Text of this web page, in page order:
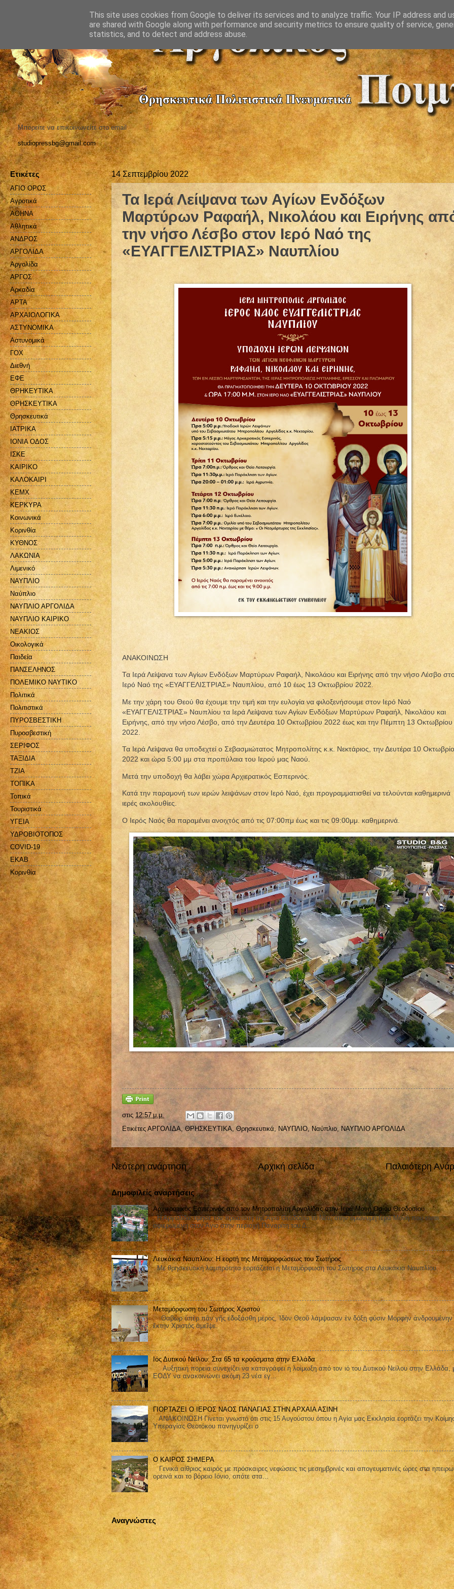
Μπορείτε να επικοινωνείτε στο email
studiopressbg@gmail.com
14 Σεπτεμβρίου 2022
Τα Ιερά Λείψανα των Αγίων Ενδόξων
Μαρτύρων Ραφαήλ, Νικολάου και Ειρήνης
την νήσο Λέσβο στον Ιερό Ναό της
«ΕΥΑΓΓΕΛΙΣΤΡΙΑΣ» Ναυπλίου
ΑΝΑΚΟΙΝΩΣΗ
Τα Ιερά Λείψανα των Αγίων Ενδόξων Μαρτύρων Ραφαήλ, Νικολάου και Ειρήνης από την νήσο Λέσβο
Ιερό Ναό της «ΕΥΑΓΓΕΛΙΣΤΡΙΑΣ» Ναυπλίου, από 10 έως 13 Οκτωβρίου 2022.
Με την χάρη του Θεού θα έχουμε την τιμή και την ευλογία να φιλοξενήσουμε στον Ιερό Ναό
«ΕΥΑΓΓΕΛΙΣΤΡΙΑΣ» Ναυπλίου τα Ιερά Λείψανα των Αγίων Ενδόξων Μαρτύρων Ραφαήλ, Νικολάου και
Ειρήνης, από την νήσο Λέσβο, από την Δευτέρα 10 Οκτωβρίου 2022 έως και την Πέμπτη 13 Οκτωβρίου
2022.
Τα Ιερά Λείψανα θα υποδεχτεί ο Σεβασμιώτατος Μητροπολίτης κ.κ. Νεκτάριος, την Δευτέρα 10
2022 και ώρα 5:00 μμ στα προπύλαια του Ιερού μας Ναού.
Μετά την υποδοχή θα λάβει χώρα Αρχιερατικός Εσπερινός.
Κατά την παραμονή των ιερών λειψάνων στον Ιερό Ναό, έχει προγραμματισθεί να τελούνται καθημερινά
ιερές ακολουθίες.
Ο Ιερός Ναός θα παραμένει ανοιχτός από τις 07:00πμ έως και τις 09:00μμ. καθημερινά.
στις 12:57 μ.μ.
ΕτικέτεςΑΡΓΟΛΙΔΑ ,ΘΡΗΣΚΕΥΤΙΚΑ, Θρησκευτικά,ΝΑΥΠΛΙΟ, Ναύπλιο,ΝΑΥΠΛΙΟ ΑΡΓΟΛΙΔΑ
Νεότερη ανάρτηση Παλαιότερη
Αρχική σελίδα
Δημοφιλείς αναρτήσεις
Αρχιερατικός Εσπερινός από τον Μητροπολίτη Αργολίδας στην Ιερά Μονή Οσίου Θεοδοσίου
Η Αργολίδα τίμησε τον προστάτη της Άγιο Θεοδόσιο το Νέο, στην ομώνυμη Ιερά Μονή που είναι
αφιερωμένη στον Άγιο στην περιοχή Παναρίτη του Δ...
Λευκάκια Ναυπλίου: Η εορτή της Μεταμορφώσεως του Σωτήρος
Με θρησκευτική λαμπρότητα εορτάζεται η Μεταμόρφωση του Σωτήρος στα Λευκάκια Ναυπλίου.
Μεταμόρφωση του Σωτήρος Χριστού
Θαβὼρ ὑπὲρ πᾶν γῆς ἐδοξάσθη μέρος, Ἰδὸν Θεοῦ λάμψασαν ἐν δόξῃ φύσιν Μορφὴν ἀνδρουμένην
ἕκτην Χριστὸς ἀμεῖψε.
Ιός Δυτικού Νείλου: Στα 65 τα κρούσματα στην Ελλάδα
Αυξητική πορεία συνεχίζει να καταγράφει η λοίμωξη από τον ιό του Δυτικού Νείλου στην Ελλάδα,
ΕΟΔΥ να ανακοινώνει ακόμη 23 νέα εγ...
ΓΙΟΡΤΑΖΕΙ Ο ΙΕΡΟΣ ΝΑΟΣ ΠΑΝΑΓΙΑΣ ΣΤΗΝ ΑΡΧΑΙΑ ΑΣΙΝΗ
ΑΝΑΚΟΙΝΩΣΗ Γίνεται γνωστό ότι στις 15 Αυγούστου όπου η Αγία μας Εκκλησία εορτάζει την
Υπεραγίας Θεοτόκου πανηγυρίζει ο
Ο ΚΑΙΡΟΣ ΣΗΜΕΡΑ
Γενικά αίθριος καιρός με πρόσκαιρες νεφώσεις τις μεσημβρινές και απογευματινές ώρες στα
ορεινά και το βόρειο Ιόνιο, οπότε στα...
Αναγνώστες
Ετικέτες
ΑΓΙΟ ΟΡΟΣ
Αγροτικά
ΑΘΗΝΑ
Αθλητικά
ΑΝΔΡΟΣ
ΑΡΓΟΛΙΔΑ
Αργολίδα
ΑΡΓΟΣ
Αρκαδία
ΑΡΤΑ
ΑΡΧΑΙΟΛΟΓΙΚΑ
ΑΣΤΥΝΟΜΙΚΑ
Αστυνομικά
ΓΟΧ
Διεθνή
ΕΦΕ
ΘΡΗΚΕΥΤΙΚΑ
ΘΡΗΣΚΕΥΤΙΚΑ
Θρησκευτικά
ΙΑΤΡΙΚΑ
ΙΟΝΙΑ ΟΔΟΣ
ΙΣΚΕ
ΚΑΙΡΙΚΟ
ΚΑΛΟΚΑΙΡΙ
ΚΕΜΧ
ΚΕΡΚΥΡΑ
Κοινωνικά
Κορινθία
ΚΥΘΝΟΣ
ΛΑΚΩΝΙΑ
Λιμενικό
ΝΑΥΠΛΙΟ
Ναύπλιο
ΝΑΥΠΛΙΟ ΑΡΓΟΛΙΔΑ
ΝΑΥΠΛΙΟ ΚΑΙΡΙΚΟ
ΝΕΑΚΙΟΣ
Οικολογικά
Παιδεία
ΠΑΝΣΕΛΗΝΟΣ
ΠΟΛΕΜΙΚΟ ΝΑΥΤΙΚΟ
Πολιτικά
Πολιτιστικά
ΠΥΡΟΣΒΕΣΤΙΚΗ
Πυροσβεστική
ΣΕΡΙΦΟΣ
ΤΑΞΙΔΙΑ
ΤΖΙΑ
ΤΟΠΙΚΑ
Τοπικά
Τουριστικά
ΥΓΕΙΑ
ΥΔΡΟΒΙΟΤΟΠΟΣ
COVID-19
EKAB
Kορινθία
This site uses cookies from Google to deliver its services and to analyze traffic. Your IP address and
are shared with Google along with performance and security metrics to ensure quality of service,
statistics, and to detect and address abuse.